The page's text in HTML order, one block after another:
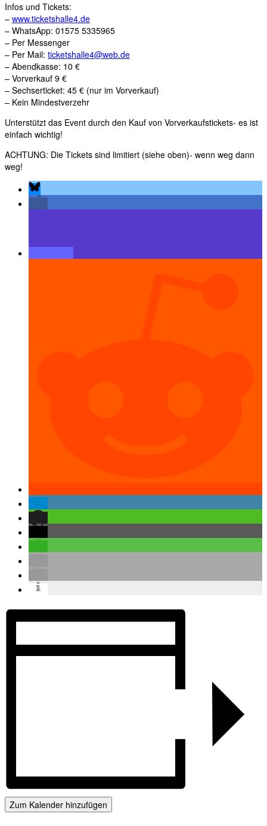
Infos und Tickets:
– www.ticketshalle4.de
– WhatsApp: 01575 5335965
– Per Messenger
– Per Mail: ticketshalle4@web.de
– Abendkasse: 10 €
– Vorverkauf 9 €
– Sechserticket: 45 € (nur im Vorverkauf)
– Kein Mindestverzehr
Unterstützt das Event durch den Kauf von Vorverkaufstickets- es ist
einfach wichtig!
ACHTUNG: Die Tickets sind limitiert (siehe oben)- wenn weg dann
weg!
Zum Kalender hinzufügen